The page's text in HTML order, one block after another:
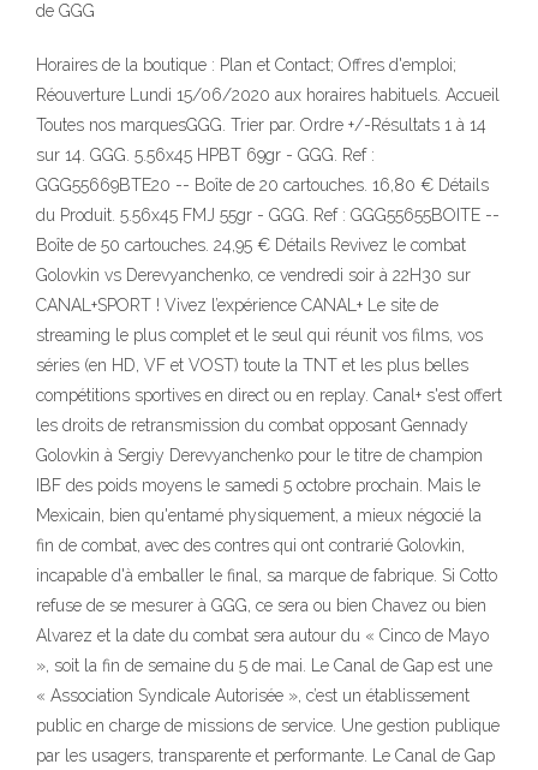
de GGG
Horaires de la boutique : Plan et Contact; Offres d'emploi;
Réouverture Lundi 15/06/2020 aux horaires habituels. Accueil
Toutes nos marquesGGG. Trier par. Ordre +/-Résultats 1 à 14
sur 14. GGG. 5.56x45 HPBT 69gr - GGG. Ref :
GGG55669BTE20 -- Boîte de 20 cartouches. 16,80 € Détails
du Produit. 5.56x45 FMJ 55gr - GGG. Ref : GGG55655BOITE --
Boîte de 50 cartouches. 24,95 € Détails Revivez le combat
Golovkin vs Derevyanchenko, ce vendredi soir à 22H30 sur
CANAL+SPORT ! Vivez l’expérience CANAL+ Le site de
streaming le plus complet et le seul qui réunit vos films, vos
séries (en HD, VF et VOST) toute la TNT et les plus belles
compétitions sportives en direct ou en replay. Canal+ s'est offert
les droits de retransmission du combat opposant Gennady
Golovkin à Sergiy Derevyanchenko pour le titre de champion
IBF des poids moyens le samedi 5 octobre prochain. Mais le
Mexicain, bien qu'entamé physiquement, a mieux négocié la
fin de combat, avec des contres qui ont contrarié Golovkin,
incapable d'à emballer le final, sa marque de fabrique. Si Cotto
refuse de se mesurer à GGG, ce sera ou bien Chavez ou bien
Alvarez et la date du combat sera autour du « Cinco de Mayo
», soit la fin de semaine du 5 de mai. Le Canal de Gap est une
« Association Syndicale Autorisée », c’est un établissement
public en charge de missions de service. Une gestion publique
par les usagers, transparente et performante. Le Canal de Gap